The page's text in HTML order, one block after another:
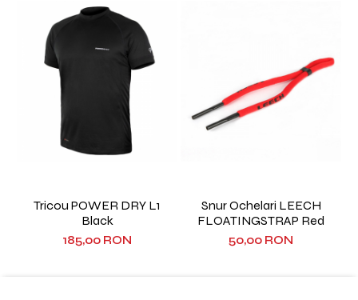
Tricou POWER DRY L1
Black
185,00 RON
Snur Ochelari LEECH
FLOATINGSTRAP Red
50,00 RON